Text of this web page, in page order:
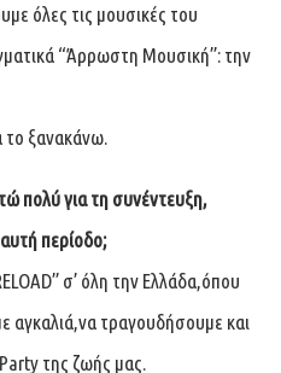
όλες τις μουσικές του
“Άρρωστη Μουσική”: την
ξανακάνω.
πολύ για τη συνέντευξη,
περίοδο;
σ’ όλη την Ελλάδα,όπου
αγκαλιά,να τραγουδήσουμε και
της ζωής μας.